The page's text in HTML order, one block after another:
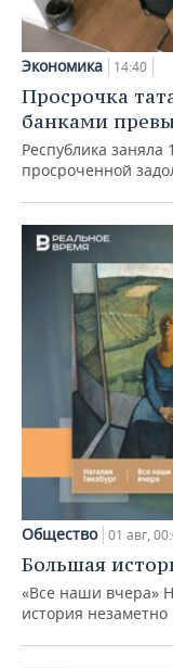
Экономика 14:40
Просрочка
банками
Республика заняла
просроченной
Общество 01 авг,
Большая
«Все наши вчера»
история